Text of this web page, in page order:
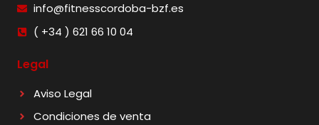
info@fitnesscordoba-bzf.es
( +34 ) 621 66 10 04
Legal
Aviso Legal
Condiciones de venta